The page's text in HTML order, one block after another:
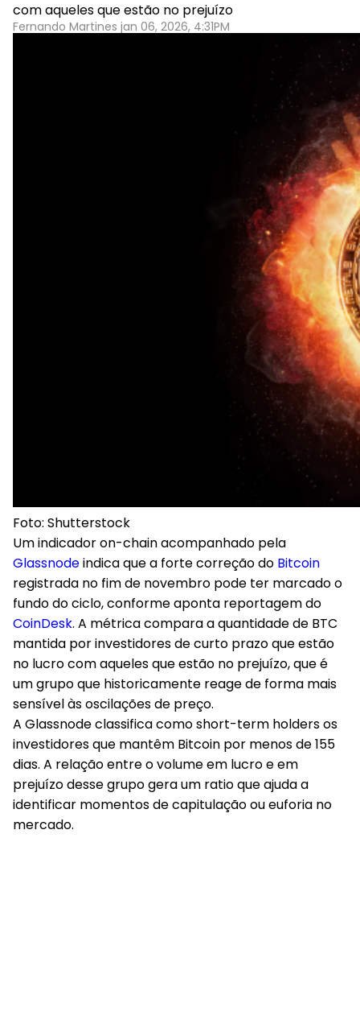
com aqueles que estão no prejuízo
Fernando Martines jan 06, 2026, 4:31PM
Foto: Shutterstock
Um indicador on-chain acompanhado pela
Glassnodeindica que a forte correção do Bitcoin
registrada no fim de novembro pode ter marcado o
fundo do ciclo, conforme aponta reportagem do
CoinDesk. A métrica compara a quantidade de BTC
mantida por investidores de curto prazo que estão
no lucro com aqueles que estão no prejuízo, que é
um grupo que historicamente reage de forma mais
sensível às oscilações de preço.
A Glassnode classifica como short-term holders os
investidores que mantêm Bitcoin por menos de 155
dias. A relação entre o volume em lucro e em
prejuízo desse grupo gera um ratio que ajuda a
identificar momentos de capitulação ou euforia no
mercado.